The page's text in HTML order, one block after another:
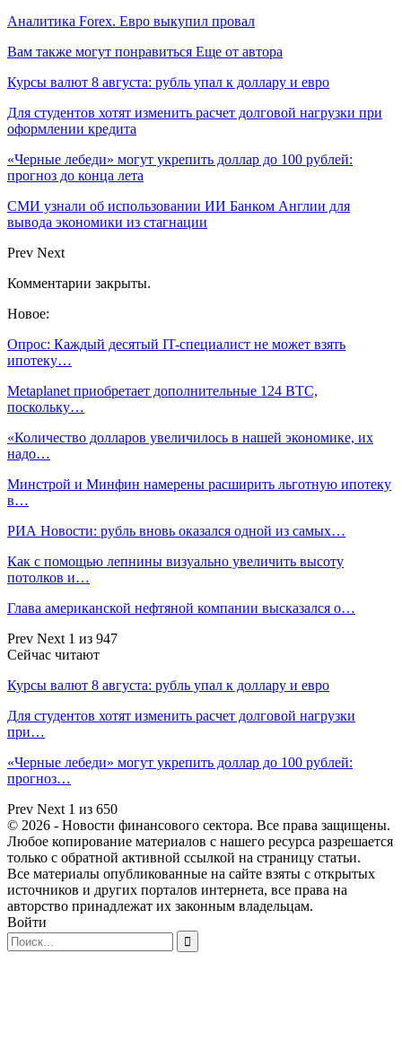
Аналитика Forex. Евро выкупил провал
Вам также могут понравиться Еще от автора
Курсы валют 8 августа: рубль упал к доллару и евро
Для студентов хотят изменить расчет долговой нагрузки при
оформлении кредита
«Черные лебеди» могут укрепить доллар до 100 рублей:
прогноз до конца лета
СМИ узнали об использовании ИИ Банком Англии для
вывода экономики из стагнации
Prev Next
Комментарии закрыты.
Новое:
Опрос: Каждый десятый IT-специалист не может взять
ипотеку…
Metaplanet приобретает дополнительные 124 BTC,
поскольку…
«Количество долларов увеличилось в нашей экономике, их
надо…
Минстрой и Минфин намерены расширить льготную ипотеку
в…
РИА Новости: рубль вновь оказался одной из самых…
Как с помощью лепнины визуально увеличить высоту
потолков и…
Глава американской нефтяной компании высказался о…
Prev Next 1 из 947
Сейчас читают
Курсы валют 8 августа: рубль упал к доллару и евро
Для студентов хотят изменить расчет долговой нагрузки
при…
«Черные лебеди» могут укрепить доллар до 100 рублей:
прогноз…
Prev Next 1 из 650
© 2026 - Новости финансового сектора. Все права защищены.
Любое копирование материалов с нашего ресурса разрешается
только с обратной активной ссылкой на страницу статьи.
Все материалы опубликованные на сайте взяты с открытых
источников и других порталов интернета, все права на
авторство принадлежат их законным владельцам.
Войти